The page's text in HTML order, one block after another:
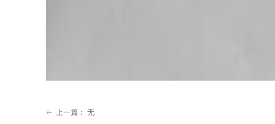
ꂃ 上一篇： 无